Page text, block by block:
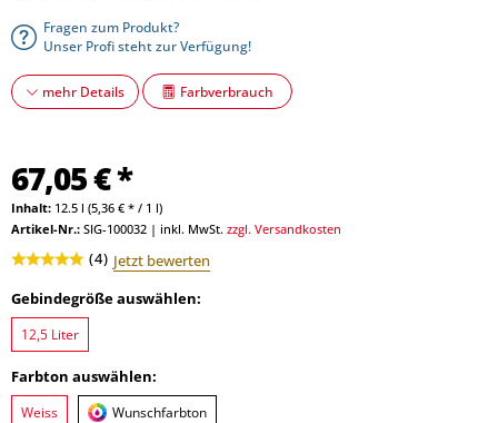
Fragen zum Produkt?
Unser Profi steht zur Verfügung!
mehr Details Farbverbrauch
67,05 € *
Inhalt: 12.5 l (5,36 € * / 1 l)
Artikel-Nr.: SIG-100032 | inkl. MwSt. zzgl. Versandkosten
(4) Jetzt bewerten
Gebindegröße auswählen:
12,5 Liter
Farbton auswählen:
Weiss Wunschfarbton